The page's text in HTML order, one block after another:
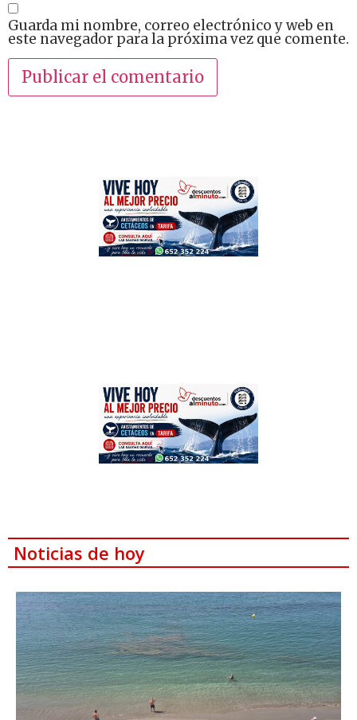
Guarda mi nombre, correo electrónico y web en
este navegador para la próxima vez que comente.
Noticias de hoy